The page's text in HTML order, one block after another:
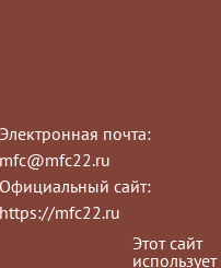
Электронная почта:
mfc@mfc22.ru
Официальный сайт:
https://mfc22.ru
Этот сайт
использует